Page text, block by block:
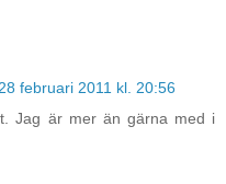
februari 2011 kl. 20:56
Jag är mer än gärna med i